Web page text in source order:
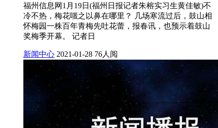
福州信息网1月19日(福州日报记者朱榕实习生黄佳敏)不
冷不热，梅花嗤之以鼻在哪里？ 几场寒流过后，鼓山相
怀梅园一株百年青梅先吐花蕾，报春讯，也预示着鼓山
奖梅季开幕。 记者日
新闻中心 2021-01-28 76人阅